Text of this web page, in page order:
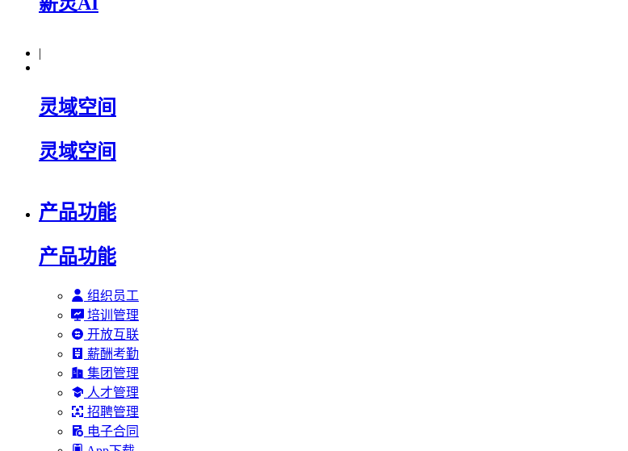
|
灵域空间
灵域空间
产品功能
产品功能
组织员工
培训管理
开放互联
薪酬考勤
集团管理
人才管理
招聘管理
电子合同